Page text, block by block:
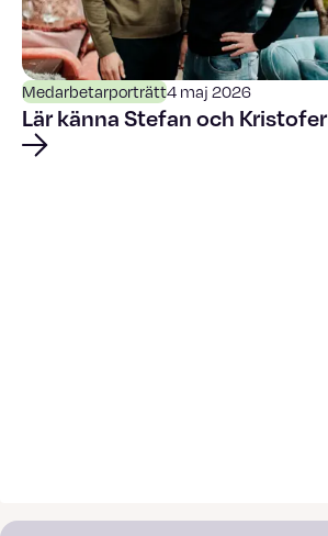
Medarbetarporträtt4 maj 2026
Lär känna Stefan och Kristofer